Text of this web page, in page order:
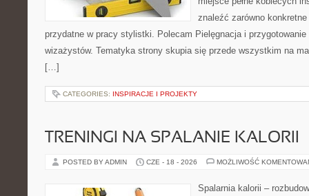
znaleźć zarówno
przydatne w pracy stylistki. Polecam Pielęgnacja i
wizażystów. Tematyka strony skupia się przede wszystkim na
[…]
CATEGORIES: INSPIRACJE I PROJEKTY
TRENINGI NA SPALANIE KALORII
POSTED BY ADMIN CZE - 18 - 2026 MOŻLIWOŚĆ
Spalarnia kalorii –